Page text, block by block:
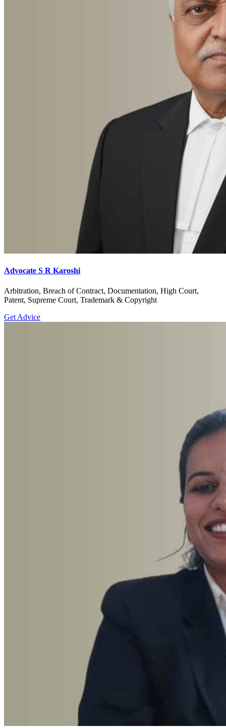
Advocate S R Karoshi
Arbitration, Breach of Contract, Documentation, High Court,
Patent, Supreme Court, Trademark & Copyright
Get Advice